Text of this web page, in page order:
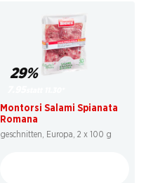
29%
Montorsi Salami Spianata
Romana
geschnitten, Europa, 2 x 100 g